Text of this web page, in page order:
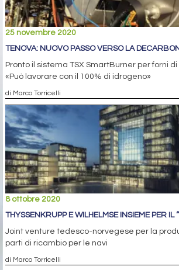
25 novembre 2020
TENOVA: NUOVO PASSO VERSO LA
Pronto il sistema TSX SmartBurner per forni
«Può lavorare con il 100% di idrogeno»
di Marco Torricelli
8 ottobre 2020
THYSSENKRUPP E WILHELMSE INSIEME PER IL
Joint venture tedesco-norvegese per la
parti di ricambio per le navi
di Marco Torricelli